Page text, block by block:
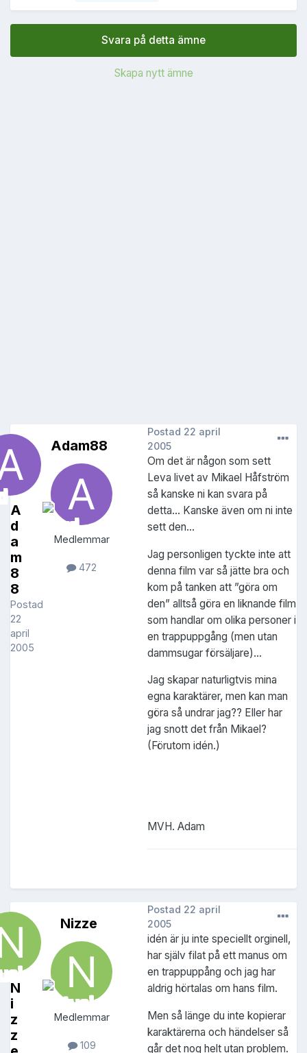
Svara på detta ämne
Skapa nytt ämne
A
d
a
m
8
8
Postad
22
april
2005
Adam88
Medlemmar
472
Postad 22 april
2005
Om det är någon som sett
Leva livet av Mikael Håfström
så kanske ni kan svara på
detta... Kanske även om ni inte
sett den...
Jag personligen tyckte inte att
denna film var så jätte bra och
kom på tanken att ”göra om
den” alltså göra en liknande film
som handlar om olika personer i
en trappuppgång (men utan
dammsugar försäljare)...
Jag skapar naturligtvis mina
egna karaktärer, men kan man
göra så undrar jag?? Eller har
jag snott det från Mikael?
(Förutom idén.)
MVH. Adam
N
i
z
z
Nizze
Medlemmar
109
Postad 22 april
2005
idén är ju inte speciellt orginell,
har själv filat på ett manus om
en trappuppång och jag har
aldrig hörtalas om hans film.
Men så länge du inte kopierar
karaktärerna och händelser så
går det nog helt utan problem.